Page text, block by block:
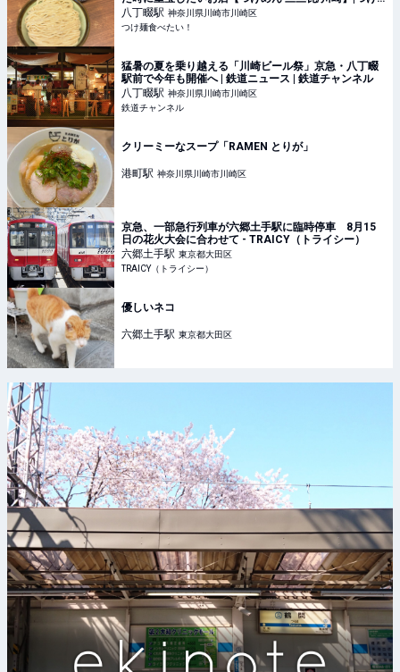
麺食べたい！
八丁畷駅 神奈川県川崎市川崎区
つけ麺食べたい！
猛暑の夏を乗り越える「川崎ビール祭」京急・八丁畷
駅前で今年も開催へ | 鉄道ニュース | 鉄道チャンネル
八丁畷駅 神奈川県川崎市川崎区
鉄道チャンネル
クリーミーなスープ「RAMEN とりが」
港町駅 神奈川県川崎市川崎区
京急、一部急行列車が六郷土手駅に臨時停車 8月15
日の花火大会に合わせて - TRAICY（トライシー）
六郷土手駅 東京都大田区
TRAICY（トライシー）
優しいネコ
六郷土手駅 東京都大田区